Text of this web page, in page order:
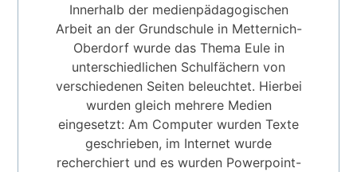
Innerhalb der medienpädagogischen
Arbeit an der Grundschule in Metternich-
Oberdorf wurde das Thema Eule in
unterschiedlichen Schulfächern von
verschiedenen Seiten beleuchtet. Hierbei
wurden gleich mehrere Medien
eingesetzt: Am Computer wurden Texte
geschrieben, im Internet wurde
recherchiert und es wurden Powerpoint-